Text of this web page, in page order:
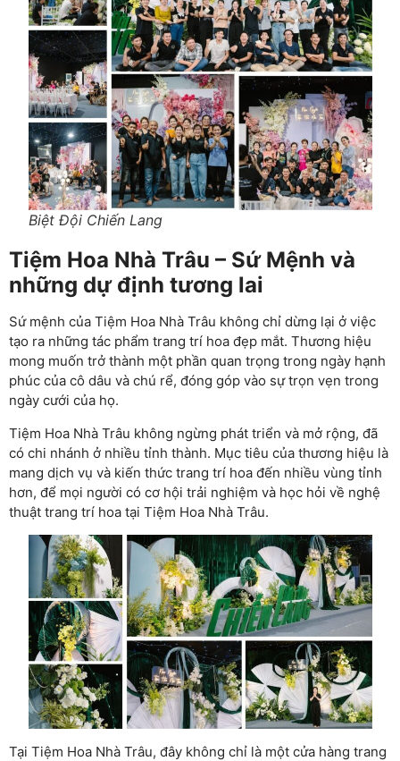
Biệt Đội Chiến Lang
Tiệm Hoa Nhà Trâu – Sứ Mệnh và
những dự định tương lai
Sứ mệnh của Tiệm Hoa Nhà Trâu không chỉ dừng lại ở việc
tạo ra những tác phẩm trang trí hoa đẹp mắt. Thương hiệu
mong muốn trở thành một phần quan trọng trong ngày hạnh
phúc của cô dâu và chú rể, đóng góp vào sự trọn vẹn trong
ngày cưới của họ.
Tiệm Hoa Nhà Trâu không ngừng phát triển và mở rộng, đã
có chi nhánh ở nhiều tỉnh thành. Mục tiêu của thương hiệu là
mang dịch vụ và kiến thức trang trí hoa đến nhiều vùng tỉnh
hơn, để mọi người có cơ hội trải nghiệm và học hỏi về nghệ
thuật trang trí hoa tại Tiệm Hoa Nhà Trâu.
Tại Tiệm Hoa Nhà Trâu, đây không chỉ là một cửa hàng trang